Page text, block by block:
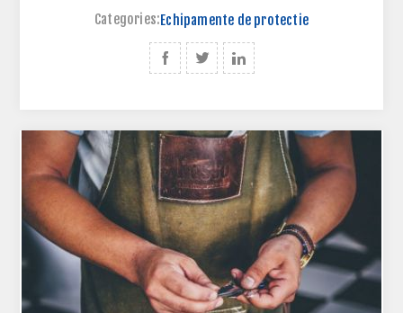
Categories:Echipamente de protectie